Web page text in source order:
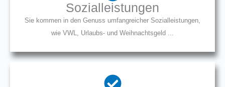
Sozialleistungen
Sie kommen in den Genuss umfangreicher Sozialleistungen,
wie VWL, Urlaubs- und Weihnachtsgeld ...